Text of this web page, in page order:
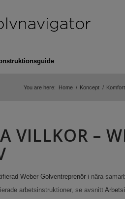
You are here: Home / Koncept /
VILLKOR –
Weber Golventreprenöri nära
arbetsinstruktioner, se avsnitt